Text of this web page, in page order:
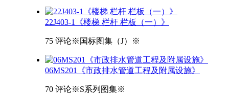
22J403-1《楼梯 栏杆 栏板（一）》
75 评论※国标图集（J）※
06MS201《市政排水管道工程及附属设施》
70 评论※S系列图集※